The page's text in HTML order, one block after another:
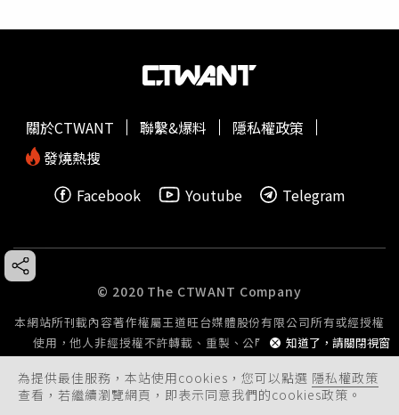
為提供最佳服務，本站使用cookies，您可以點選 隱私權政策
查看，若繼續瀏覽網頁，即表示同意我們的cookies政策。
知道了，請關閉視窗
關於CTWANT 聯繫&爆料
隱私權政策
發燒熱搜
Facebook
Youtube Telegram
© 2020 The CTWANT Company
本網站所刊載內容著作權屬王道旺台媒體股份有限公司所有或經授權
使用，他人非經授權不許轉載、重製、公開播送或公開傳輸。